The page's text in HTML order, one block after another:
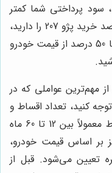
سود پرداختی شما کمتر
خواهد بود. به عنوان مثال، اگر قصد خرید پژو 207 را دارید،
ممکن است نیاز به پرداخت 30 تا 50 درصد از قیمت خودرو
مهم‌ترین عواملی که در
کنید، تعداد اقساط و
مبلغ هر قسط است. تعداد اقساط معمولاً بین 12 تا 60 ماه
بر اساس قیمت خودرو،
تعیین می‌شود. قبل از